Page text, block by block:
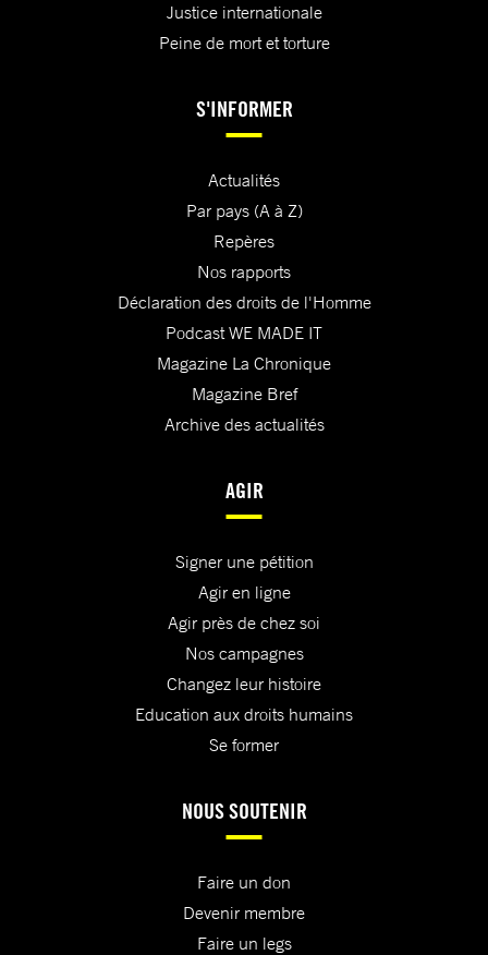
Justice internationale
Peine de mort et torture
S'INFORMER
Actualités
Par pays (A à Z)
Repères
Nos rapports
Déclaration des droits de l'Homme
Podcast WE MADE IT
Magazine La Chronique
Magazine Bref
Archive des actualités
AGIR
Signer une pétition
Agir en ligne
Agir près de chez soi
Nos campagnes
Changez leur histoire
Education aux droits humains
Se former
NOUS SOUTENIR
Faire un don
Devenir membre
Faire un legs